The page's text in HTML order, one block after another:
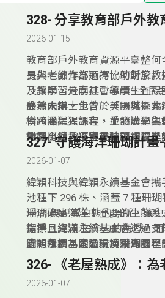
328- 分享教育部戶外
2026-01-15
教育部戶外教育資源平臺整
長與老師作為選擇。何昕家
「讓學習走向社會永續—全民
展望未來。
另外，教育部而為協助對於
及教師，分享其引導學生在
分為兩組，包含：「場域探
習內涵融入課程，並發展學
外教育納入部定或校訂課程
作品中，「擇優」協助彙編
而蕭人博士士曾於美國與臺
橫跨黑猩猩語言、手語溝通
對話，與黑猩猩長時間相處
揪團出遊趣：春池玻璃教育學
327- 守護海洋珊瑚計
2026-01-07
緯穎科技與緯穎永續基金會攜
池種下 296 株、涵蓋 7 種珊
浮潛 與觀賞生態的場所，讓
潔淨且充滿 生命力的海域。
志，目標為透過環境敎育課
値，並引發他們對自身與環境
創研發帶學生下海實際看到珊
珊瑚礁是海洋中重要的生態
指標。緯穎永續基金會透過
園的樣貌，同時扮演珊瑚園
記錄生態數據，培養觀察與保
過程中，反思自己的生活方
園，並付出行動守護海洋。
緯穎永續基金會支持戶外教
v=zeRtyYwAcMA
326- 《老屋熟成》：
2026-01-07